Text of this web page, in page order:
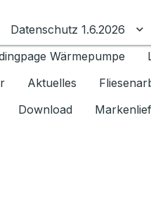
für Ratgeber
Datenschutz 1.6.2026
Wärmepumpe
Aktuelles
Download